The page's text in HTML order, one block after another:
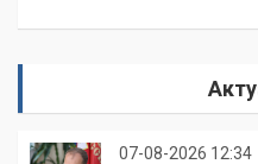
07-08-2026 12:34